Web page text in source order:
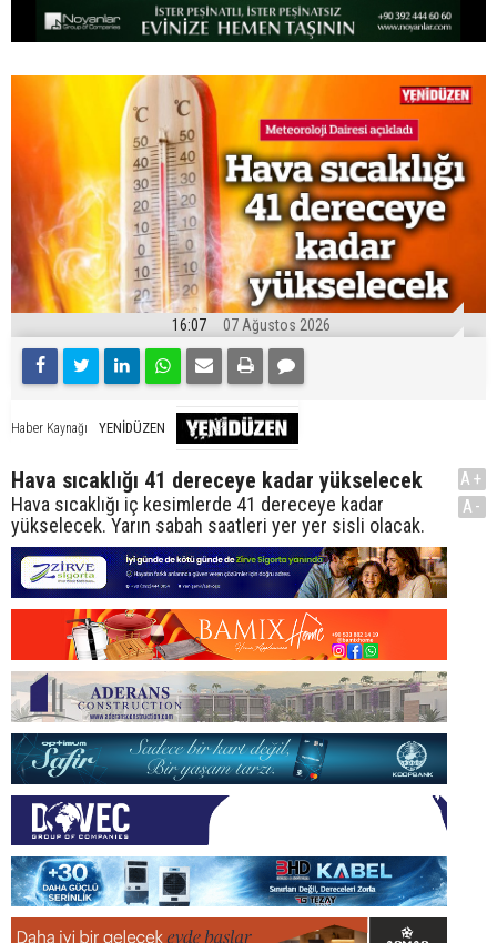
16:07 07 Ağustos 2026
Haber Kaynağı YENİDÜZEN
Hava sıcaklığı 41 dereceye kadar yükselecek
Hava sıcaklığı iç kesimlerde 41 dereceye kadar
yükselecek. Yarın sabah saatleri yer yer sisli olacak.
A+
A-